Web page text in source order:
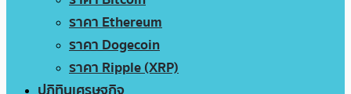
ราคา Ethereum
ราคา Dogecoin
ราคา Ripple (XRP)